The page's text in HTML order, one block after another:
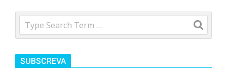
Search
SUBSCREVA